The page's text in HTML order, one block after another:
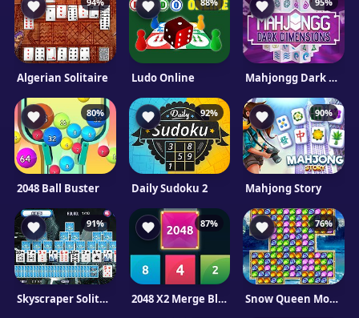
Algerian Solitaire Ludo Online Mahjongg Dark Dimensions Triple Time
80%
2048 Ball Buster
92%
Daily Sudoku 2
90%
Mahjong Story
91%
Skyscraper Solitaire
87%
2048 X2 Merge Blocks
76%
Snow Queen Mobile